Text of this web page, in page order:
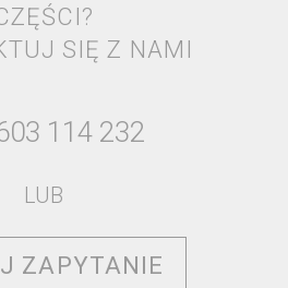
SIĘ Z NAMI
114 232
LUB
ZAPYTANIE